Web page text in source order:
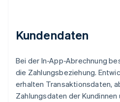
Kundendaten
Bei der In-App-Abrechnung
die Zahlungsbeziehung.
erhalten Transaktionsdaten,
Zahlungsdaten der Kundinnen